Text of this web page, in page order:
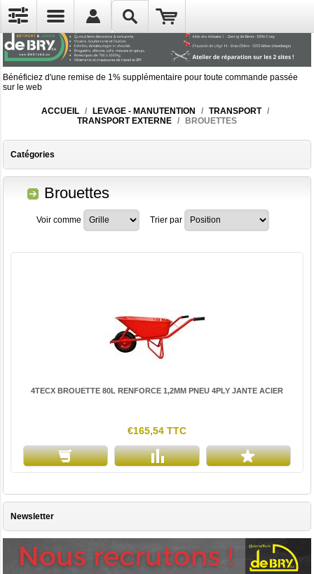
Bénéficiez d'une remise de 1% supplémentaire pour toute commande passée
sur le web
ACCUEIL / LEVAGE - MANUTENTION / TRANSPORT /
TRANSPORT EXTERNE / BROUETTES
Catégories
Brouettes
Voir comme Trier par
4TECX BROUETTE 80L RENFORCE 1,2MM PNEU 4PLY JANTE ACIER
€165,54 TTC
Newsletter